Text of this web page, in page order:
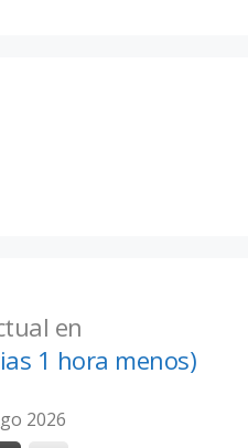
en
1 hora menos)